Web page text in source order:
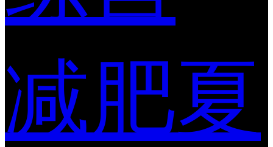
减肥夏